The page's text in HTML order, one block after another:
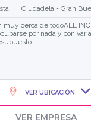
Ciudadela - Gran
muy cerca de todoALL
por nada y con
VER UBICACIÓN
VER EMPRESA